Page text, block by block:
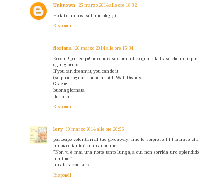
Unknown 25 marzo 2014 alle ore 18:32
Ho fatto un post sul mio blog ;-)
Rispondi
floriana 26 marzo 2014 alle ore 15:34
Eccomi! partecipo! ho condiviso e ora ti dico qual è la frase che mi ispira
ogni giorno:
If you can dream it, you can do it
(se puoi sognarlo puoi farlo) di Walt Disney.
Grazie
buona giornata
floriana
Rispondi
lory 30 marzo 2014 alle ore 20:56
partecipo volentieri al tuo giveaway! amo le sorprese!!!!!! la frase che
mi piace tanto è di un anonimo:
"Non vi è mai una notte tanto lunga, a cui non sorrida uno splendido
mattino!"
un abbraccio Lory
Rispondi